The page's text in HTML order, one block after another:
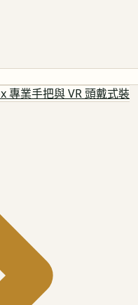
專業手把與 VR 頭戴式裝